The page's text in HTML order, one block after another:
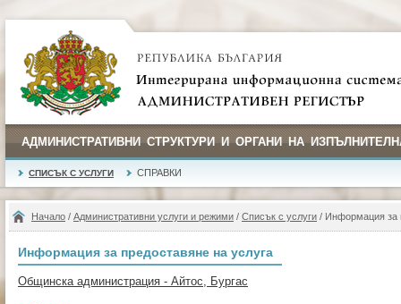
АДМИНИСТРАТИВНИ СТРУКТУРИ И ОРГАНИ НА
СПИСЪК С УСЛУГИ СПРАВКИ
Начало / Административни услуги и режими / Списък с услуги / Информация за
Информация за предоставяне на услуга
Общинска администрация - Айтос, Бургас